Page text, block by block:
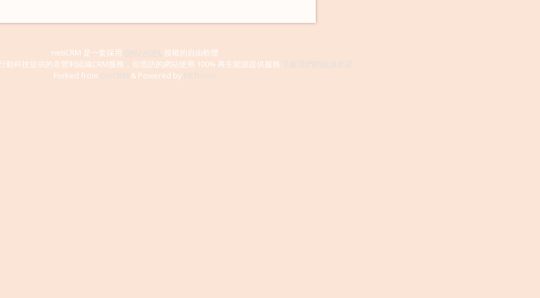
netiCRM 是一套採用 GNU AGPL授權的自由軟體
動科技提供的非營利組織CRM服務，你造訪的網站使用 100% 再生能源提供服務
了解我們的能源承諾
Forked from CiviCRM & Powered by NETivism